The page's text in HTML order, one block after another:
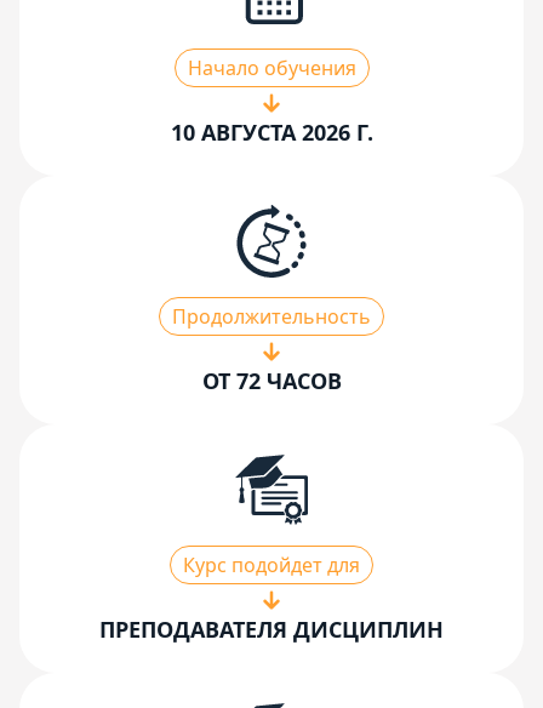
Начало обучения
10 АВГУСТА 2026 Г.
Продолжительность
ОТ 72 ЧАСОВ
Курс подойдет для
ПРЕПОДАВАТЕЛЯ ДИСЦИПЛИН